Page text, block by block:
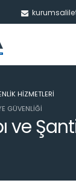
HIZMETLERI
GÜVENLIĞI
ve